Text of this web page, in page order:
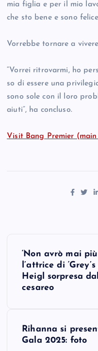
mia figlia e per il mio
che sto bene e sono
Vorrebbe tornare a
“Vorrei ritrovarmi, ho
so di essere una
sono sole con il loro
aiuti”, ha concluso.
Visit Bang Premier
‘Non avrò mai
l’attrice di
Heigl sorpresa
cesareo
Rihanna si
Gala 2025: foto